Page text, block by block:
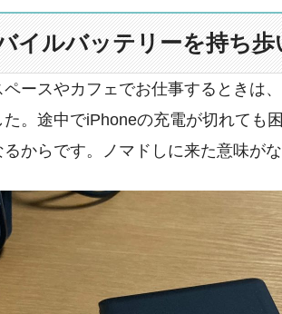
イルバッテリーを持ち
ペースやカフェでお仕事するときは
。途中でiPhoneの充電が切れても
からです。ノマドしに来た意味がな